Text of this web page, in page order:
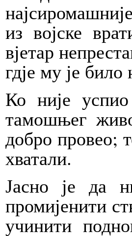
из војске
вјетар
гдје му је
Ко није
тамошњег
добро провео;
хватали.
Јасно је да
промијенити
учинити